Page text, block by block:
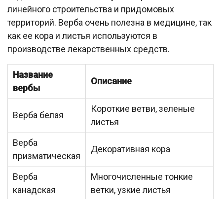
линейного строительства и придомовых
территорий. Верба очень полезна в медицине, так
как ее кора и листья используются в
производстве лекарственных средств.
Название
вербы
Описание
Верба белая
Короткие ветви, зеленые
листья
Верба
призматическая
Декоративная кора
Верба
канадская
Многочисленные тонкие
ветки, узкие листья